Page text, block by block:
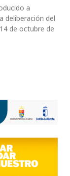
a
deliberación del
de octubre de